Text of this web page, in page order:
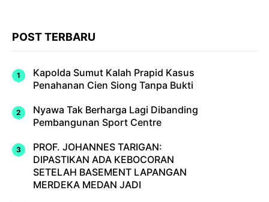
POST TERBARU
Kapolda Sumut Kalah Prapid Kasus
Penahanan Cien Siong Tanpa Bukti
Nyawa Tak Berharga Lagi Dibanding
Pembangunan Sport Centre
PROF. JOHANNES TARIGAN:
DIPASTIKAN ADA KEBOCORAN
SETELAH BASEMENT LAPANGAN
MERDEKA MEDAN JADI